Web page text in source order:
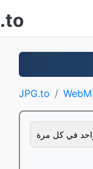
.to
JPG.to WebM
في كل مرة